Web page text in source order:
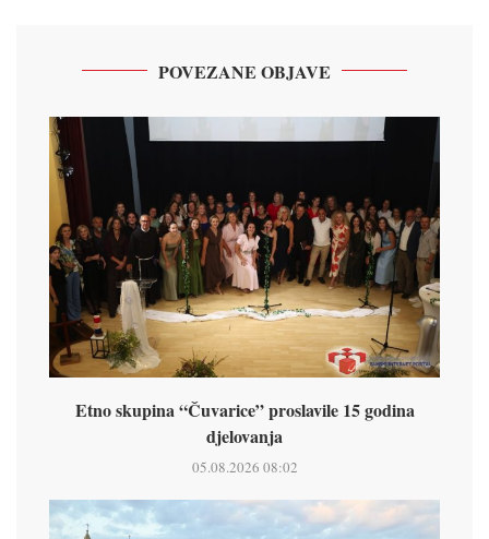
POVEZANE OBJAVE
Etno skupina “Čuvarice” proslavile 15 godina
djelovanja
05.08.2026 08:02